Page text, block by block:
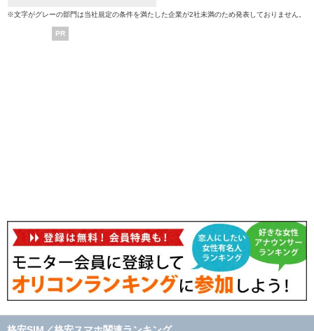
※文字がグレーの部門は当社規定の条件を満たした企業が2社未満のため発表しておりません。
PR